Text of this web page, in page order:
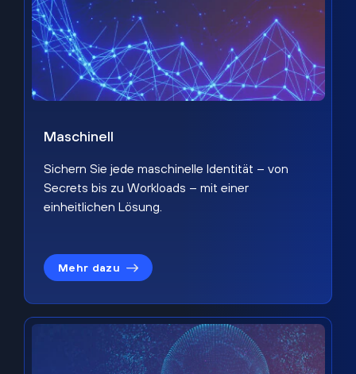
Maschinell
Sichern Sie jede maschinelle Identität – von
Secrets bis zu Workloads – mit einer
einheitlichen Lösung.
Mehr dazu